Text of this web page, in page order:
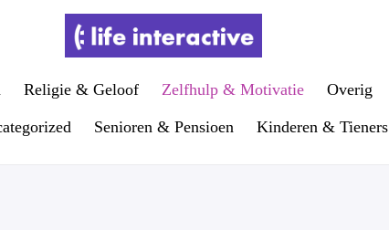
Religie & Geloof Zelfhulp & Motivatie Overig
Senioren & Pensioen Kinderen & Tieners